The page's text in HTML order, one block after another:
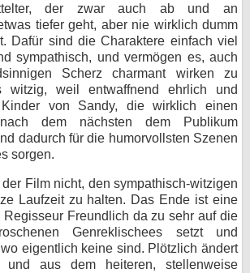
der zwar auch ab und an
tiefer geht, aber nie wirklich dumm
Dafür sind die Charaktere einfach viel
sympathisch, und vermögen es, auch
Scherz charmant wirken zu
witzig, weil entwaffnend ehrlich und
von Sandy, die wirklich einen
nach dem nächsten dem Publikum
dadurch für die humorvollsten Szenen
sorgen.
Film nicht, den sympathisch-witzigen
Laufzeit zu halten. Das Ende ist eine
Regisseur Freundlich da zu sehr auf die
Genreklischees setzt und
eigentlich keine sind. Plötzlich ändert
aus dem heiteren, stellenweise